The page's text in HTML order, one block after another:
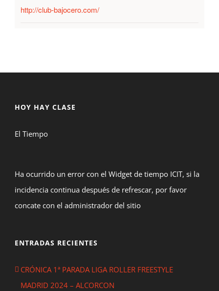
http://club-bajocero.com/
HOY HAY CLASE
El Tiempo
Ha ocurrido un error con el Widget de tiempo ICIT, si la
incidencia continua después de refrescar, por favor
concate con el administrador del sitio
ENTRADAS RECIENTES
CRÓNICA 1ª PARADA LIGA ROLLER FREESTYLE
MADRID 2024 – ALCORCON